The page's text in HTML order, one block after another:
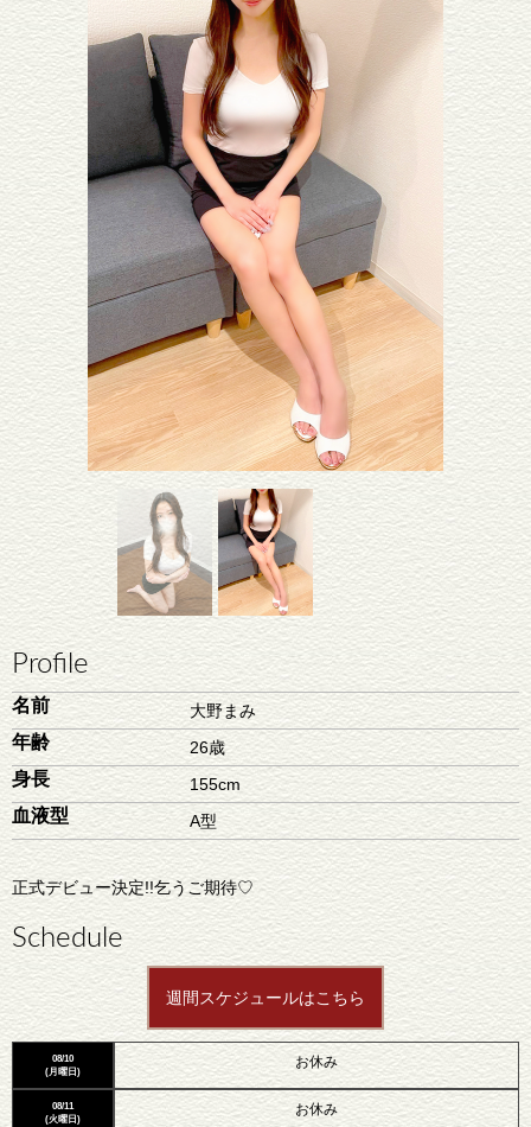
Profile
名前 大野まみ
年齢 26歳
身長 155cm
血液型 A型
正式デビュー決定!!乞うご期待♡
Schedule
週間スケジュールはこちら
08/10
(月曜日)
08/11
(火曜日)
お休み
お休み